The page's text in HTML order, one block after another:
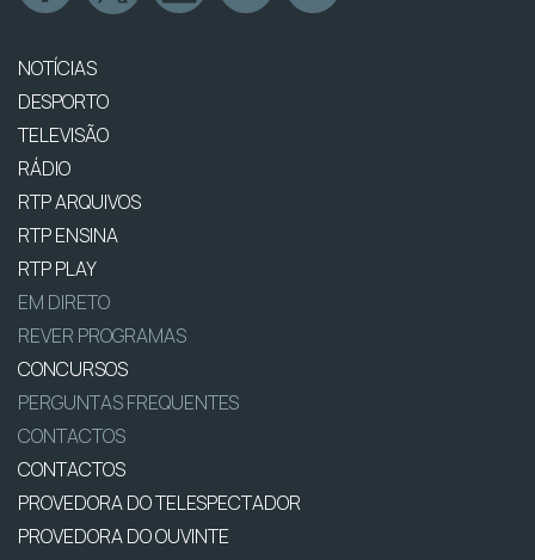
NOTÍCIAS
DESPORTO
TELEVISÃO
RÁDIO
RTP ARQUIVOS
RTP ENSINA
RTP PLAY
EM DIRETO
REVER PROGRAMAS
CONCURSOS
PERGUNTAS FREQUENTES
CONTACTOS
CONTACTOS
PROVEDORA DO TELESPECTADOR
PROVEDORA DO OUVINTE